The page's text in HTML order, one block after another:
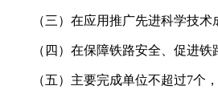
（三）在应用推广先进科学技术
（四）在保障铁路安全、促进铁
（五）主要完成单位不超过7个，